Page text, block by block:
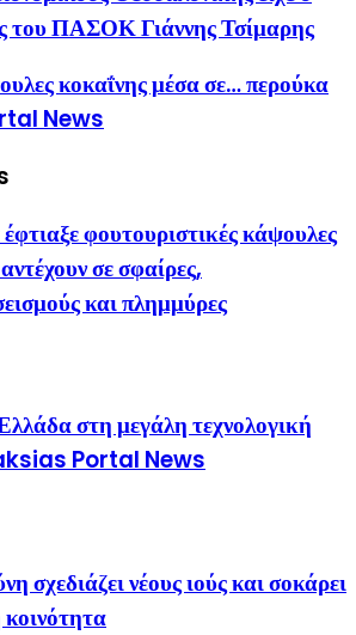
του ΠΑΣΟΚ Γιάννης Τσίμαρης
κοκαΐνης μέσα σε… περούκα
News
φουτουριστικές κάψουλες
σε σφαίρες,
και πλημμύρες
στη μεγάλη τεχνολογική
Portal News
σχεδιάζει νέους ιούς και σοκάρει